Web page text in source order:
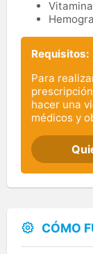
Requisitos:
Para
hacer una
médicos y
CÓMO